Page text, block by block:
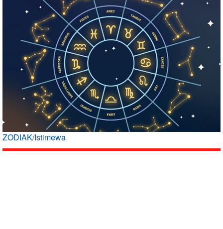
ZODIAK/Istimewa